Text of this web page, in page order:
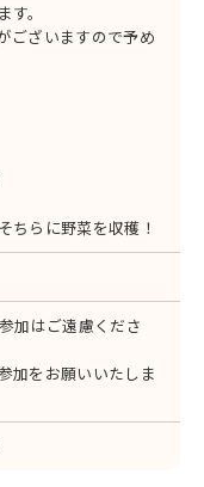
。
ございますので予め
ちらに野菜を収穫！
加はご遠慮くださ
加をお願いいたしま